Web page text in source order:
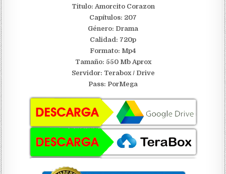
Titulo: Amorcito Corazon
Capítulos: 207
Género: Drama
Calidad: 720p
Formato: Mp4
Tamaño: 550 Mb Aprox
Servidor: Terabox / Drive
Pass: PorMega